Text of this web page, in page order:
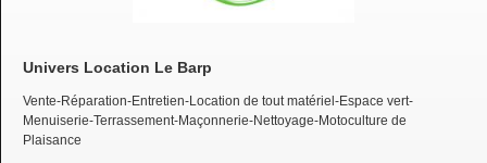
Univers Location Le Barp
Vente-Réparation-Entretien-Location de tout matériel-Espace vert-
Menuiserie-Terrassement-Maçonnerie-Nettoyage-Motoculture de
Plaisance